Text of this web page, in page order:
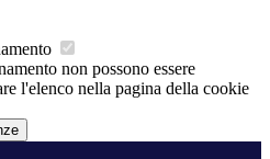
non possono essere
l'elenco nella pagina della cookie